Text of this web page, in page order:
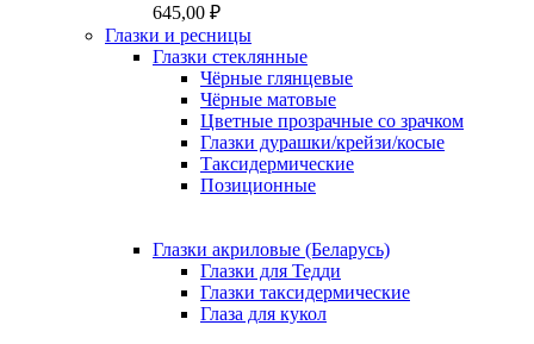
645,00 ₽
Глазки и ресницы
Глазки стеклянные
Чёрные глянцевые
Чёрные матовые
Цветные прозрачные со зрачком
Глазки дурашки/крейзи/косые
Таксидермические
Позиционные
Глазки акриловые (Беларусь)
Глазки для Тедди
Глазки таксидермические
Глаза для кукол